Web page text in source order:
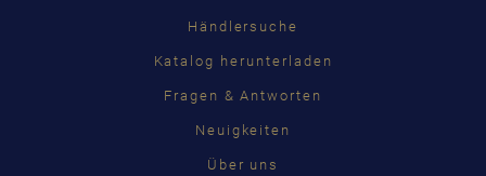
Händlersuche
Katalog herunterladen
Fragen & Antworten
Neuigkeiten
Über uns